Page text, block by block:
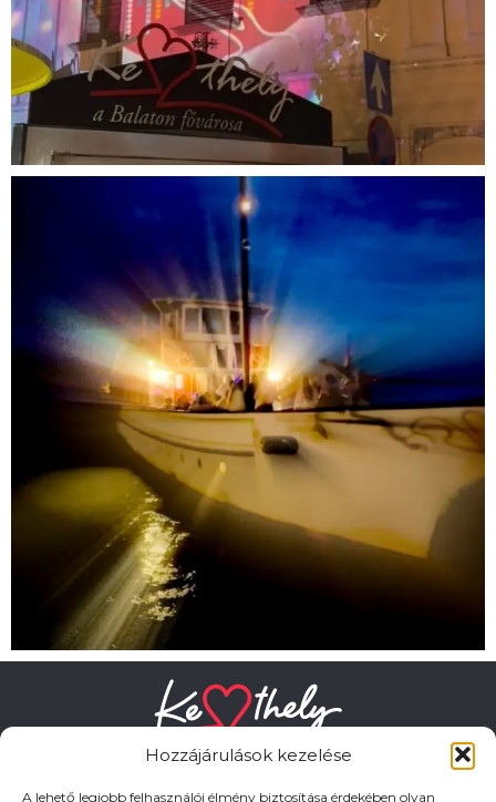
Hozzájárulások kezelése
A lehető legjobb felhasználói élmény biztosítása érdekében olyan